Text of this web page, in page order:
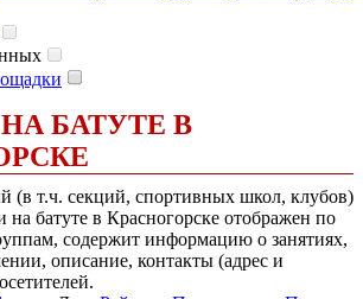
БАТУТЕ В
(в т.ч. секций, спортивных школ, клубов)
батуте в Красногорске отображен по
содержит информацию о занятиях,
описание, контакты (адрес и